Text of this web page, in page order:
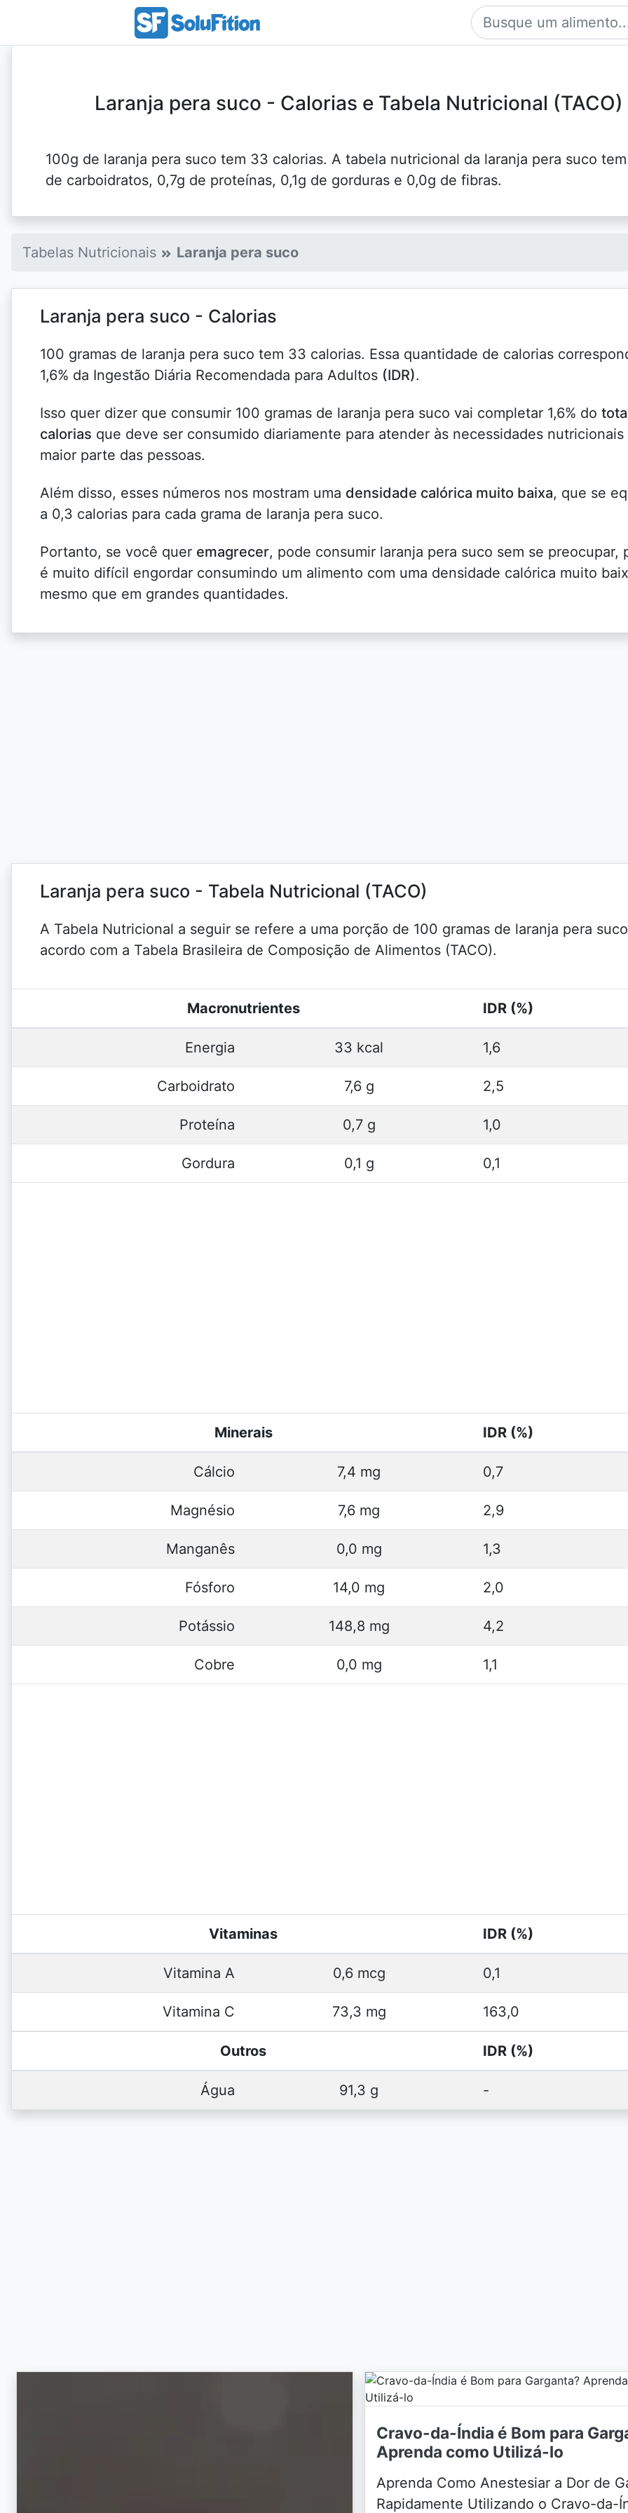
Laranja pera suco - Calorias e Tabela Nutricional (TACO)
100g de laranja pera suco tem 33 calorias. A tabela nutricional da laranja pera suco tem
de carboidratos, 0,7g de proteínas, 0,1g de gorduras e 0,0g de fibras.
Tabelas Nutricionais Laranja pera suco
Laranja pera suco - Calorias
100 gramas de laranja pera suco tem 33 calorias. Essa quantidade de calorias
1,6% da Ingestão Diária Recomendada para Adultos (IDR).
Isso quer dizer que consumir 100 gramas de laranja pera suco vai completar 1,6% do
calorias que deve ser consumido diariamente para atender às necessidades nutricionais
maior parte das pessoas.
Além disso, esses números nos mostram uma densidade calórica muito baixa, que se
a 0,3 calorias para cada grama de laranja pera suco.
Portanto, se você quer emagrecer, pode consumir laranja pera suco sem se preocupar,
é muito difícil engordar consumindo um alimento com uma densidade calórica muito
mesmo que em grandes quantidades.
Laranja pera suco - Tabela Nutricional (TACO)
A Tabela Nutricional a seguir se refere a uma porção de 100 gramas de laranja pera
acordo com a Tabela Brasileira de Composição de Alimentos (TACO).
Macronutrientes IDR (%)
Energia 33 kcal 1,6
Carboidrato 7,6 g 2,5
Proteína 0,7 g 1,0
Gordura 0,1 g 0,1
Minerais IDR (%)
Cálcio 7,4 mg 0,7
Magnésio 7,6 mg 2,9
Manganês 0,0 mg 1,3
Fósforo 14,0 mg 2,0
Potássio 148,8 mg 4,2
Cobre 0,0 mg 1,1
Vitaminas IDR (%)
Vitamina A 0,6 mcg 0,1
Vitamina C 73,3 mg 163,0
Outros IDR (%)
Água 91,3 g -
Cravo-da-Índia é Bom para
Aprenda como Utilizá-lo
Aprenda Como Anestesiar a Dor de
Rapidamente Utilizando o Cravo-da-